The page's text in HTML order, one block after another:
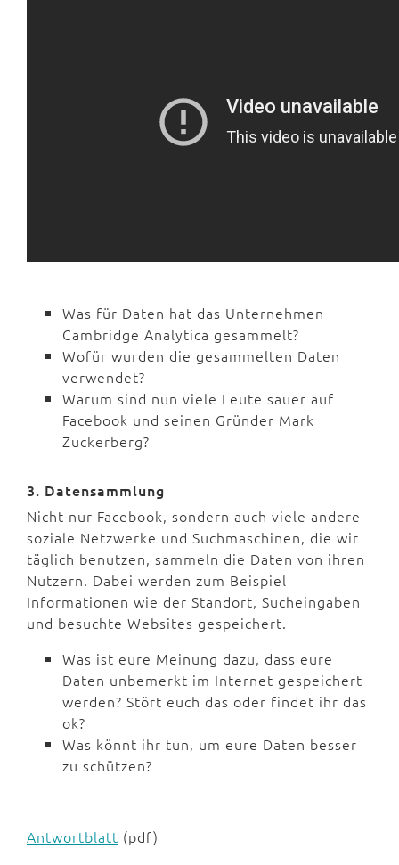
Was für Daten hat das Unternehmen
Cambridge Analytica gesammelt?
Wofür wurden die gesammelten Daten
verwendet?
Warum sind nun viele Leute sauer auf
Facebook und seinen Gründer Mark
Zuckerberg?
3. Datensammlung
Nicht nur Facebook, sondern auch viele andere
soziale Netzwerke und Suchmaschinen, die wir
täglich benutzen, sammeln die Daten von ihren
Nutzern. Dabei werden zum Beispiel
Informationen wie der Standort, Sucheingaben
und besuchte Websites gespeichert.
Was ist eure Meinung dazu, dass eure
Daten unbemerkt im Internet gespeichert
werden? Stört euch das oder findet ihr das
ok?
Was könnt ihr tun, um eure Daten besser
zu schützen?
Antwortblatt (pdf)